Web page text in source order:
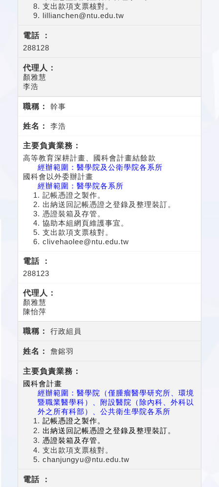
支出款項支票核對。
lillianchen@ntu.edu.tw
288128
顏雅慧
李浩
幹事
李浩
高等教育深耕計畫、國科會計畫結餘款
經辦範圍：醫學院及公衛學院各系所
國科會以外委辦計畫
經辦範圍：醫學院各系所
記帳憑證之製作。
出納送回記帳憑證之登錄及整理裝訂。
憑證裝箱及存管。
協助本組網頁維護事宜。
支出款項支票核對。
clivehaolee@ntu.edu.tw
288123
顏雅慧
陳怡萍
行政組員
詹鎔羽
國科會計畫
經辦範圍： 醫學院（僅腫瘤醫學研究所、環境
暨職業醫學科）、附設醫院（除內科、外科以
外之所有科部）、公共衛生學院各系所
記帳憑證之製作。
出納送回記帳憑證之登錄及整理裝訂。
憑證裝箱及存管。
支出款項支票核對。
chanjungyu@ntu.edu.tw